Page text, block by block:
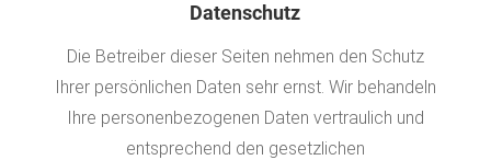
Datenschutz
Die Betreiber dieser Seiten nehmen den Schutz
Ihrer persönlichen Daten sehr ernst. Wir behandeln
Ihre personenbezogenen Daten vertraulich und
entsprechend den gesetzlichen